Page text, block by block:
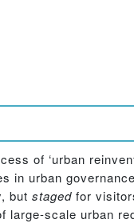
of ‘urban
in urban
but staged for
scale urban